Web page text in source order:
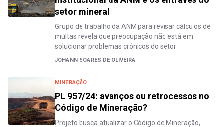
setor mineral
Grupo de trabalho da ANM para revisar cálculos de
multas revela que preocupação não está em
solucionar problemas crônicos do setor
JOHANN SOARES DE OLIVEIRA
MINERAÇÃO
PL 957/24: avanços ou retrocessos no
Código de Mineração?
Projeto busca atualizar o Código de Mineração,